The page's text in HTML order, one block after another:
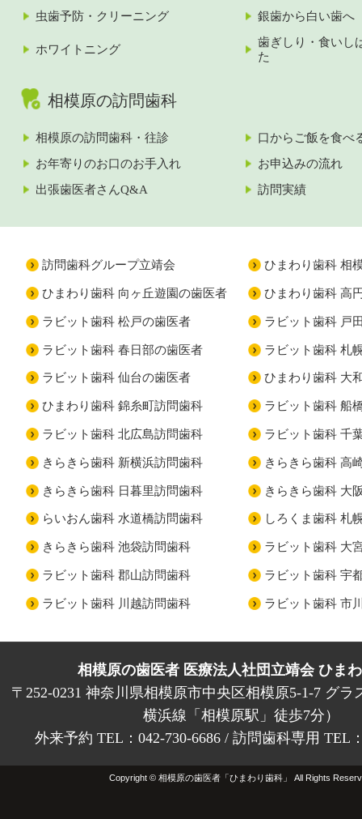
虫歯予防・クリーニング 銀歯から白い歯へ
ホワイトニング
歯ぎしり・食いし
た
相模原の訪問歯科
相模原の訪問歯科・往診
口からご飯を食べ
お年寄りのお口のお手入れ
お申込みの流れ
出張歯医者さんQ&A
訪問実績
訪問歯科グループ立靖会 ひまわり歯科 相
ひまわり歯科 向ヶ丘遊園の歯医者 ひまわり歯科 高
ラビット歯科 松戸の歯医者 ラビット歯科 戸
ラビット歯科 春日部の歯医者 ラビット歯科 札
ラビット歯科 仙台の歯医者 ひまわり歯科 大
ひまわり歯科 錦糸町訪問歯科 ラビット歯科 船
ラビット歯科 北広島訪問歯科 ラビット歯科 千
きらきら歯科 新横浜訪問歯科 きらきら歯科 高
きらきら歯科 日暮里訪問歯科 きらきら歯科 大
らいおん歯科 水道橋訪問歯科 しろくま歯科 札
きらきら歯科 池袋訪問歯科 ラビット歯科 大
ラビット歯科 郡山訪問歯科 ラビット歯科 宇
ラビット歯科 川越訪問歯科 ラビット歯科 市
相模原の歯医者 医療法人社団立靖会 ひま
〒252-0231 神奈川県相模原市中央区相模原5-1-7 グラ
横浜線「相模原駅」徒歩7分）
外来予約 TEL：042-730-6686 / 訪問歯科専用 TEL
Copyright © 相模原の歯医者「ひまわり歯科」 All Rights